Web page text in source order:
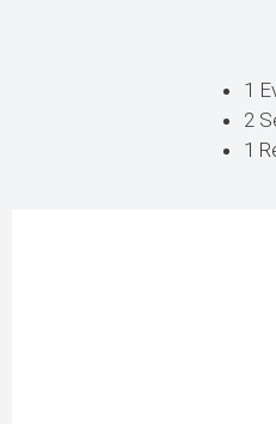
1
2
1